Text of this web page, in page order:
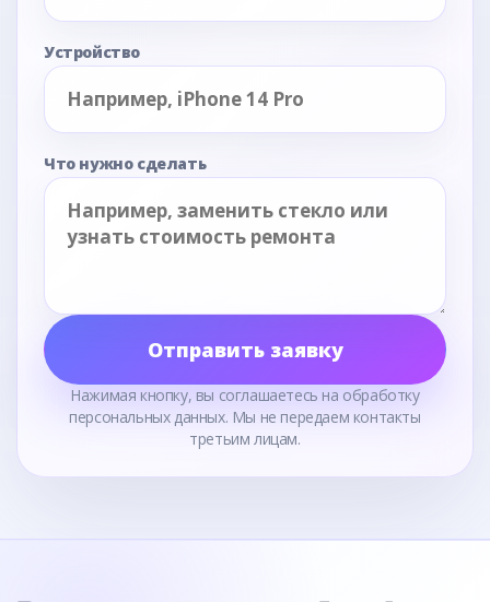
Устройство
Что нужно сделать
Отправить заявку
Нажимая кнопку, вы соглашаетесь на обработку
персональных данных. Мы не передаем контакты
третьим лицам.